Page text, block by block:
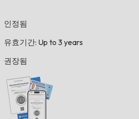
인정됨
유효기간: Up to 3 years
권장됨